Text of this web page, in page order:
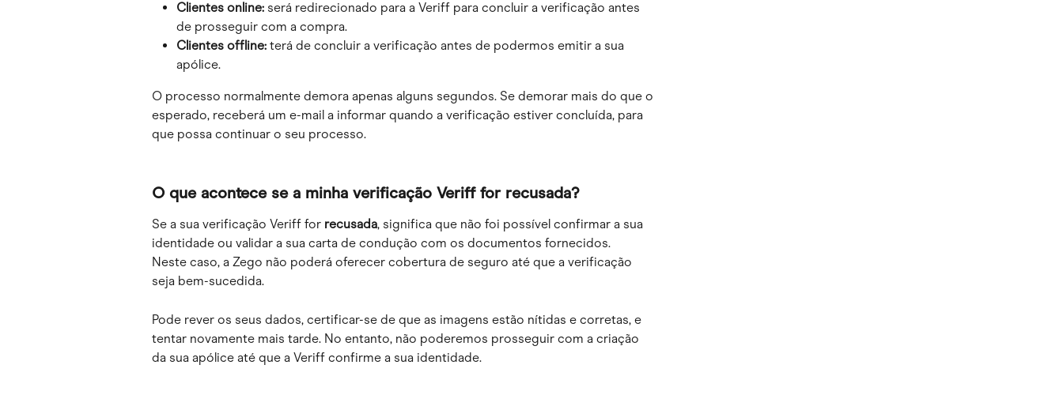
Clientes online: será redirecionado para a Veriff para concluir a verificação antes
de prosseguir com a compra.
Clientes offline: terá de concluir a verificação antes de podermos emitir a sua
apólice.
O processo normalmente demora apenas alguns segundos. Se demorar mais do que o
esperado, receberá um e-mail a informar quando a verificação estiver concluída, para
que possa continuar o seu processo.
O que acontece se a minha verificação Veriff for recusada?
Se a sua verificação Veriff for recusada, significa que não foi possível confirmar a sua
identidade ou validar a sua carta de condução com os documentos fornecidos.
Neste caso, a Zego não poderá oferecer cobertura de seguro até que a verificação
seja bem-sucedida.
Pode rever os seus dados, certificar-se de que as imagens estão nítidas e corretas, e
tentar novamente mais tarde. No entanto, não poderemos prosseguir com a criação
da sua apólice até que a Veriff confirme a sua identidade.